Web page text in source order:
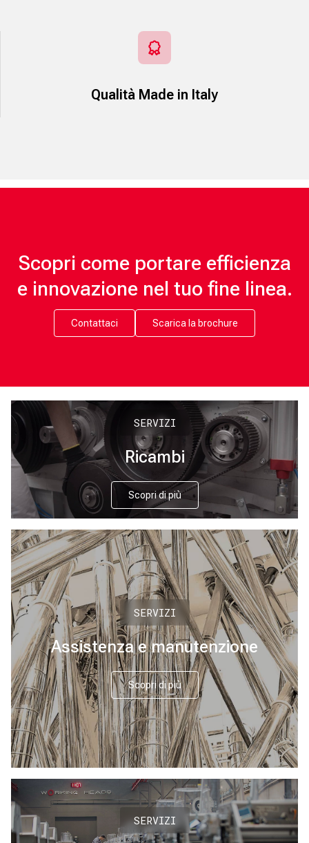
Qualità Made in Italy
Scopri come portare efficienza
e innovazione nel tuo fine linea.
Contattaci Scarica la brochure
SERVIZI
Ricambi
Scopri di più
SERVIZI
Assistenza e manutenzione
Scopri di più
SERVIZI